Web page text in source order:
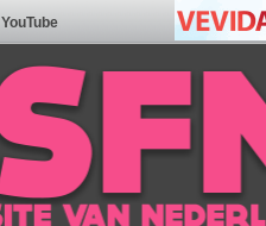
YouTube